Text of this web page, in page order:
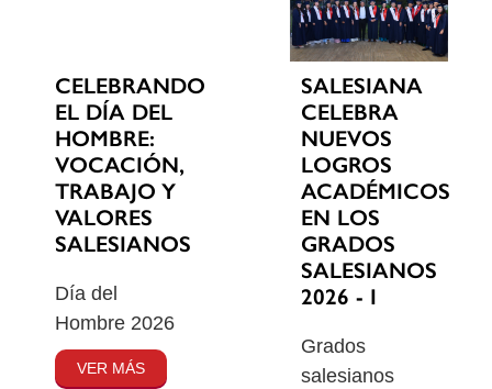
CELEBRANDO
EL DÍA DEL
HOMBRE:
VOCACIÓN,
TRABAJO Y
VALORES
SALESIANOS
Día del
Hombre 2026
VER MÁS
SALESIANA
CELEBRA
NUEVOS
LOGROS
ACADÉMICOS
EN LOS
GRADOS
SALESIANOS
2026 - I
Grados
salesianos